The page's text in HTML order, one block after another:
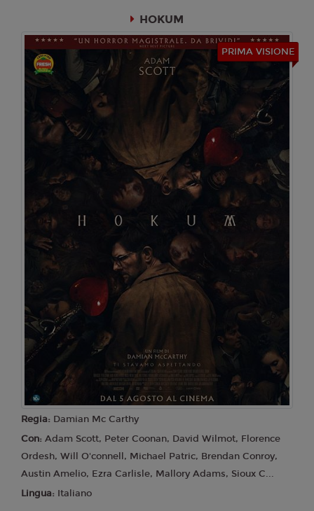
HOKUM
PRIMA VISIONE
Regia: Damian Mc Carthy
Con: Adam Scott, Peter Coonan, David Wilmot, Florence
Ordesh, Will O'connell, Michael Patric, Brendan Conroy,
Austin Amelio, Ezra Carlisle, Mallory Adams, Sioux C...
Lingua: Italiano